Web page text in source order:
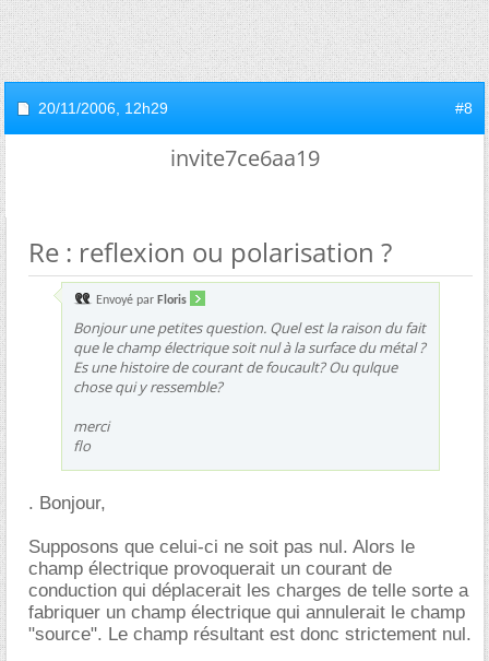
20/11/2006, 12h29 #8
invite7ce6aa19
Re : reflexion ou polarisation ?
Envoyé par Floris
Bonjour une petites question. Quel est la raison du fait
que le champ électrique soit nul à la surface du métal ?
Es une histoire de courant de foucault? Ou qulque
chose qui y ressemble?
merci
flo
. Bonjour,
Supposons que celui-ci ne soit pas nul. Alors le
champ électrique provoquerait un courant de
conduction qui déplacerait les charges de telle sorte a
fabriquer un champ électrique qui annulerait le champ
"source". Le champ résultant est donc strictement nul.